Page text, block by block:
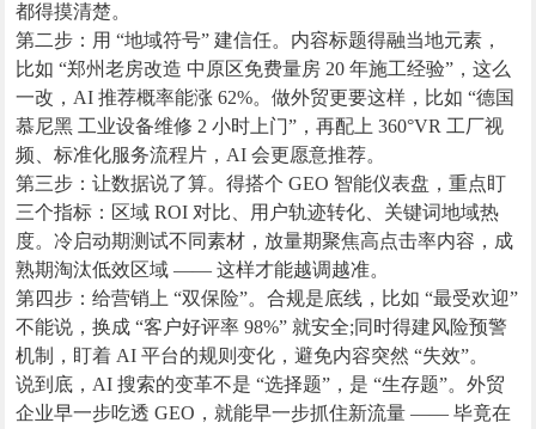
都得摸清楚。
第二步：用 “地域符号” 建信任。内容标题得融当地元素，
比如 “郑州老房改造 中原区免费量房 20 年施工经验”，这么
一改，AI 推荐概率能涨 62%。做外贸更要这样，比如 “德国
慕尼黑 工业设备维修 2 小时上门”，再配上 360°VR 工厂视
频、标准化服务流程片，AI 会更愿意推荐。
第三步：让数据说了算。得搭个 GEO 智能仪表盘，重点盯
三个指标：区域 ROI 对比、用户轨迹转化、关键词地域热
度。冷启动期测试不同素材，放量期聚焦高点击率内容，成
熟期淘汰低效区域 —— 这样才能越调越准。
第四步：给营销上 “双保险”。合规是底线，比如 “最受欢迎”
不能说，换成 “客户好评率 98%” 就安全;同时得建风险预警
机制，盯着 AI 平台的规则变化，避免内容突然 “失效”。
说到底，AI 搜索的变革不是 “选择题”，是 “生存题”。外贸
企业早一步吃透 GEO，就能早一步抓住新流量 —— 毕竟在